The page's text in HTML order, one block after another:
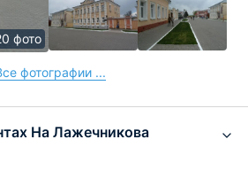
фото
фотографии ...
На Лажечникова